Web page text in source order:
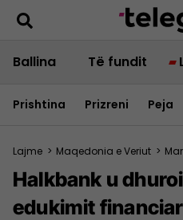
Ballina Të fundit
Prishtina Prizreni Peja
Lajme > Maqedonia e Veriut >
Halkbank u
edukimit